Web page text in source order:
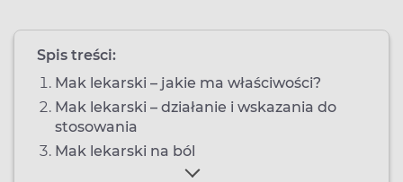
Spis treści:
Mak lekarski – jakie ma właściwości?
Mak lekarski – działanie i wskazania do
stosowania
Mak lekarski na ból